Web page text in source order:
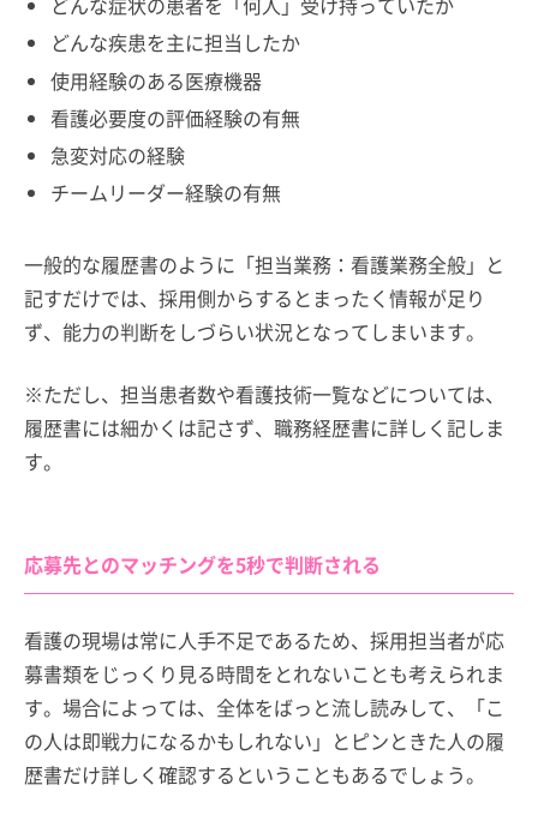
どんな疾患を主に担当したか
使用経験のある医療機器
看護必要度の評価経験の有無
急変対応の経験
チームリーダー経験の有無
一般的な履歴書のように「担当業務：看護業務全般」と
記すだけでは、採用側からするとまったく情報が足り
ず、能力の判断をしづらい状況となってしまいます。
※ただし、担当患者数や看護技術一覧などについては、
履歴書には細かくは記さず、職務経歴書に詳しく記しま
す。
応募先とのマッチングを5秒で判断される
看護の現場は常に人手不足であるため、採用担当者が応
募書類をじっくり見る時間をとれないことも考えられま
す。場合によっては、全体をばっと流し読みして、「こ
の人は即戦力になるかもしれない」とピンときた人の履
歴書だけ詳しく確認するということもあるでしょう。